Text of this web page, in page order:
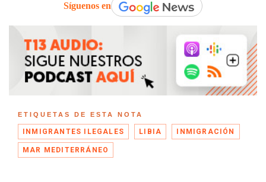
Síguenos en
ETIQUETAS DE ESTA NOTA
INMIGRANTES ILEGALES LIBIA INMIGRACIÓN
MAR MEDITERRÁNEO